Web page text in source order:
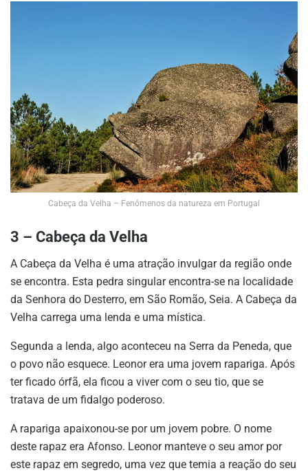
Cabeça da Velha – Fenómenos da natureza em Portugal
3 – Cabeça da Velha
A Cabeça da Velha é uma atração invulgar da região onde
se encontra. Esta pedra singular encontra-se na localidade
da Senhora do Desterro, em São Romão, Seia. A Cabeça da
Velha carrega uma lenda e uma mística.
Segunda a lenda, algo aconteceu na Serra da Peneda, que
o povo não esquece. Leonor era uma jovem rapariga. Após
ter ficado órfã, ela ficou a viver com o seu tio, que se
tratava de um fidalgo poderoso.
A rapariga apaixonou-se por um jovem pobre. O nome
deste rapaz era Afonso. Leonor manteve o seu amor por
este rapaz em segredo, uma vez que temia a reação do seu